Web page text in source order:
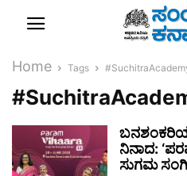
Home Tags
ನಿನಾದ:
ಸುಗಮ